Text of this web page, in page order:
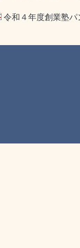
令和４年度創業塾パ